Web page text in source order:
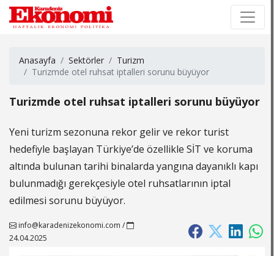
Anasayfa Sektörler
Turizm
Turizmde otel ruhsat iptalleri sorunu büyüyor
Turizmde otel ruhsat iptalleri sorunu büyüyor
Yeni turizm sezonuna rekor gelir ve rekor turist
hedefiyle başlayan Türkiye’de özellikle SİT ve koruma
altında bulunan tarihi binalarda yangına dayanıklı kapı
bulunmadığı gerekçesiyle otel ruhsatlarının iptal
edilmesi sorunu büyüyor.
info@karadenizekonomi.com /
24.04.2025
×
×